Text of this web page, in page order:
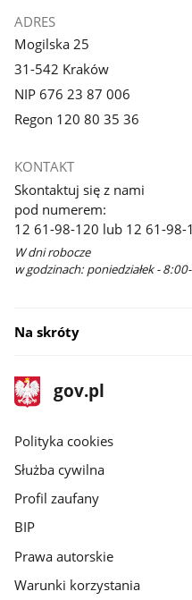
ADRES
Mogilska 25
31-542 Kraków
NIP 676 23 87 006
Regon 120 80 35 36
KONTAKT
Skontaktuj się z nami
pod numerem:
12 61-98-120 lub 12 61-98-
W dni robocze
w godzinach: poniedziałek -
Na skróty
stopka
gov.pl
Strona
gov.pl
gov.pl
Polityka cookies
Służba cywilna
Profil zaufany
BIP
Prawa autorskie
Warunki korzystania